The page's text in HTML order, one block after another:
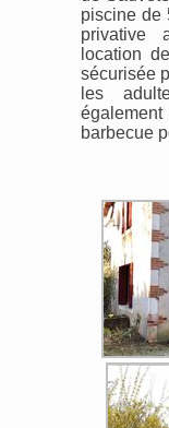
piscine de
privative
location
sécurisée
les
barbecue